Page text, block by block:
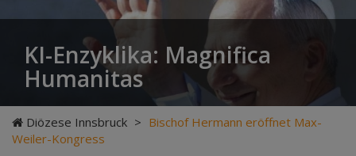
KI-Enzyklika: Magnifica
Humanitas
Diözese Innsbruck > Bischof Hermann eröffnet Max-
Weiler-Kongress